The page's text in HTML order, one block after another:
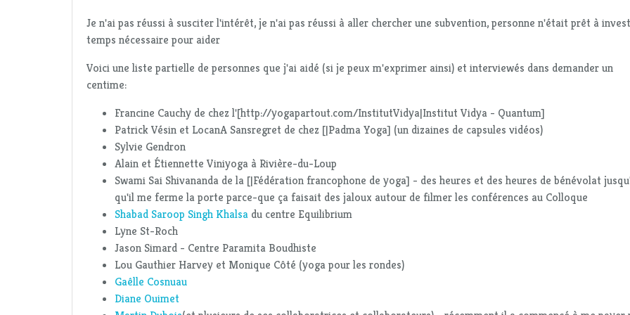
Je n'ai pas réussi à susciter l'intérêt, je n'ai pas réussi à aller chercher une subvention, personne n'était prêt à
temps nécessaire pour aider
Voici une liste partielle de personnes que j'ai aidé (si je peux m'exprimer ainsi) et interviewés dans demander un
centime:
Francine Cauchy de chez l'[http://yogapartout.com/InstitutVidya|Institut Vidya - Quantum]
Patrick Vésin et LocanA Sansregret de chez [|Padma Yoga] (un dizaines de capsules vidéos)
Sylvie Gendron
Alain et Étiennette Viniyoga à Rivière-du-Loup
Swami Sai Shivananda de la [|Fédération francophone de yoga] - des heures et des heures de bénévolat
qu'il me ferme la porte parce-que ça faisait des jaloux autour de filmer les conférences au Colloque
Shabad Saroop Singh Khalsa du centre Equilibrium
Lyne St-Roch
Jason Simard - Centre Paramita Boudhiste
Lou Gauthier Harvey et Monique Côté (yoga pour les rondes)
Gaêlle Cosnuau
Diane Ouimet